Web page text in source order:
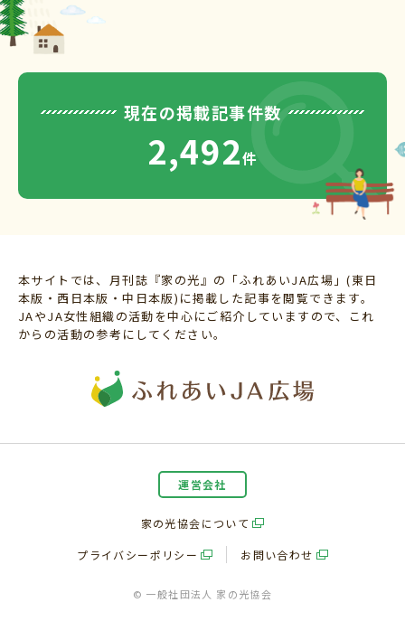
現在の掲載記事件数
2,492件
本サイトでは、月刊誌『家の光』の「ふれあいJA広場」(東日
本版・西日本版・中日本版)に掲載した記事を閲覧できます。
JAやJA女性組織の活動を中心にご紹介していますので、これ
からの活動の参考にしてください。
運営会社
家の光協会について
プライバシーポリシー お問い合わせ
© 一般社団法人 家の光協会